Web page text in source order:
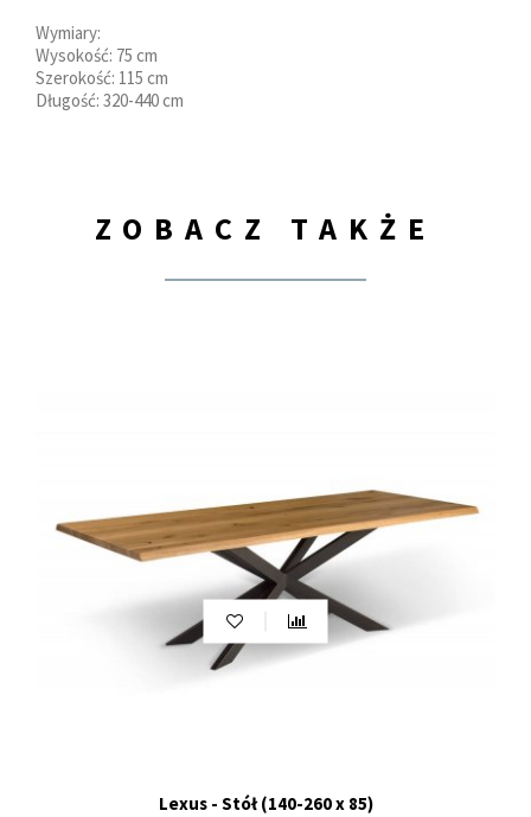
Wymiary:
Wysokość: 75 cm
Szerokość: 115 cm
Długość: 320-440 cm
ZOBACZ TAKŻE
Lexus - Stół (140-260 x 85)